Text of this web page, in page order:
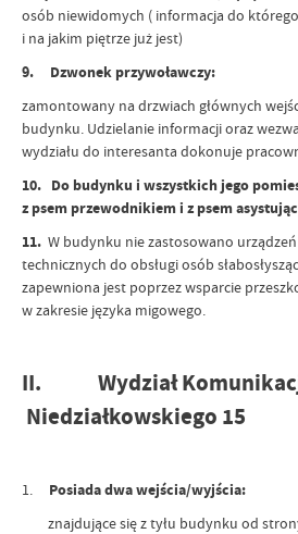
osób niewidomych ( informacja do
i na jakim piętrze już jest)
9. Dzwonek przywoławczy:
zamontowany na drzwiach głównych
budynku. Udzielanie informacji oraz
wydziału do interesanta dokonuje
10. Do budynku i wszystkich jego
z psem przewodnikiem i z psem
11. W budynku nie zastosowano
technicznych do obsługi osób
zapewniona jest poprzez wsparcie
w zakresie języka migowego.
II. Wydział
Niedziałkowskiego 15
1. Posiada dwa wejścia/wyjścia:
znajdujące się z tyłu budynku od